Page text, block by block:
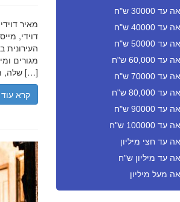
30000 ש"ח
40000 ש"ח
50000 ש"ח
60,000 ש"ח
70000 ש"ח
80,000 ש"ח
90000 ש"ח
100000 ש"ח
עד חצי מיליון
עד מיליון ש"ח
מעל מיליון
דוידי,
שלה, תוך הדגשת ערכי […]
קרא עוד